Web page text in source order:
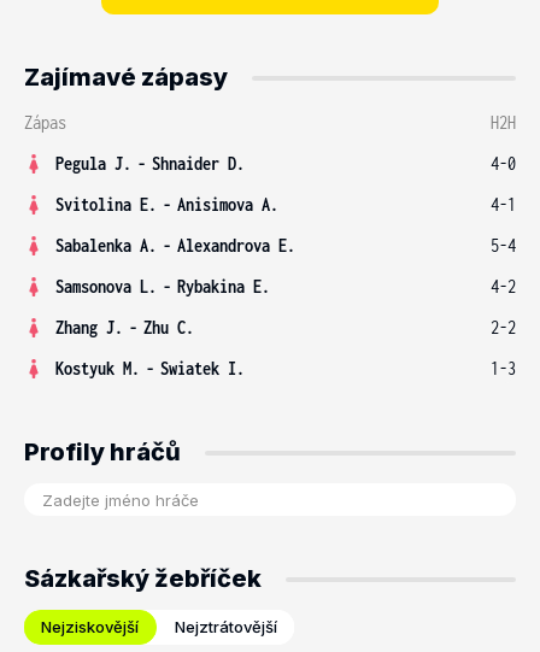
Zajímavé zápasy
Zápas
H2H
Pegula J. - Shnaider D.
4-0
Svitolina E. - Anisimova A.
4-1
Sabalenka A. - Alexandrova E.
5-4
Samsonova L. - Rybakina E.
4-2
Zhang J. - Zhu C.
2-2
Kostyuk M. - Swiatek I. 1-3
Profily hráčů
Sázkařský žebříček
Nejziskovější Nejztrátovější